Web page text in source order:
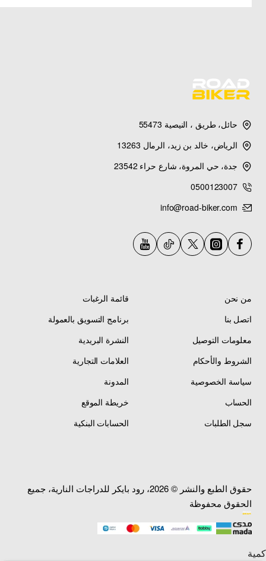
حائل، طريق ، النيصية 55473
الرياض، خالد بن زيد، الرمال 13263
جدة، حي المروة، شارع حراء 23542
0500123007
info@road-biker.com
من نحن
اتصل بنا
معلومات التوصيل
الشروط والأحكام
سياسة الخصوصية
الحساب
سجل الطلبات
قائمة الرغبات
برنامج التسويق بالعمولة
النشرة البريدية
العلامات التجارية
المدونة
خريطة الموقع
الحسابات البنكية
حقوق الطبع والنشر © 2026، رود بايكر للدراجات النارية، جميع
الحقوق محفوظة